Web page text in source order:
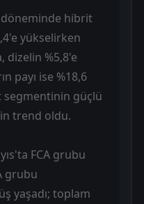
döneminde hibrit
yükselirken
dizelin %5,8'e
payı ise %18,6
güçlü
trend oldu.
FCA grubu
grubu
yaşadı; toplam